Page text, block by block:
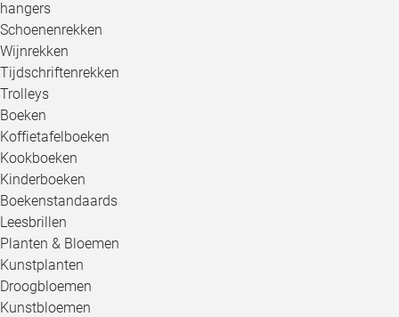
hangers
Schoenenrekken
Wijnrekken
Tijdschriftenrekken
Trolleys
Boeken
Koffietafelboeken
Kookboeken
Kinderboeken
Boekenstandaards
Leesbrillen
Planten & Bloemen
Kunstplanten
Droogbloemen
Kunstbloemen